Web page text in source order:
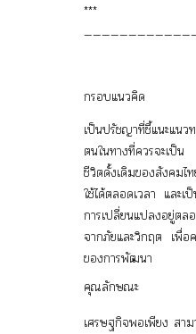
***
กรอบแนวคิด
เป็นปรัชญาที่ชี้แนะแนว
ตนในทางที่ควรจะเ
ชีวิตดั้งเดิมของสังคมไ
ใช้ได้ตลอดเวลา และเ
การเปลี่ยนแปลงอยู่ตล
จากภัยและวิกฤต เพื่อ
ของการพัฒนา
คุณลักษณะ
เศรษฐกิจพอเพียง สา